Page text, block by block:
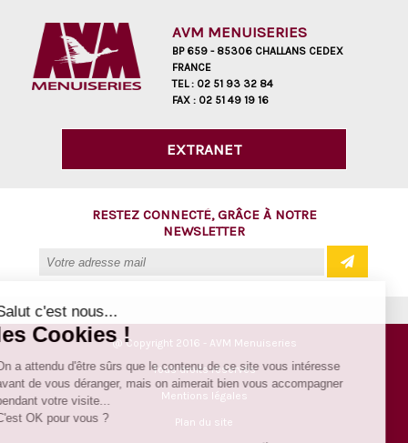
AVM MENUISERIES
BP 659 - 85306 CHALLANS CEDEX
FRANCE
TEL : 02 51 93 32 84
FAX : 02 51 49 19 16
EXTRANET
RESTEZ CONNECTÉ, GRÂCE À NOTRE
NEWSLETTER
@ Copyright 2016 - AVM Menuiseries
Tous droits réservés
Mentions légales
Plan du site
Salut c'est nous...
les Cookies !
On a attendu d'être sûrs que le contenu de ce site vous intéresse
avant de vous déranger, mais on aimerait bien vous accompagner
pendant votre visite...
C'est OK pour vous ?